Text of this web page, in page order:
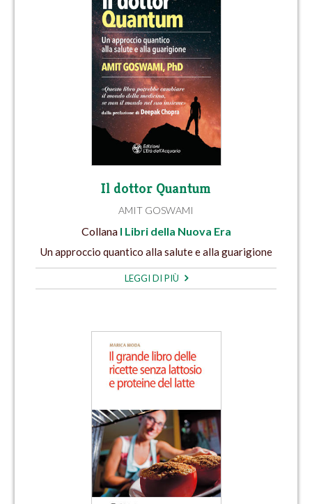
Il dottor Quantum
AMIT GOSWAMI
Collana I Libri della Nuova Era
Un approccio quantico alla salute e alla guarigione
LEGGI DI PIÙ